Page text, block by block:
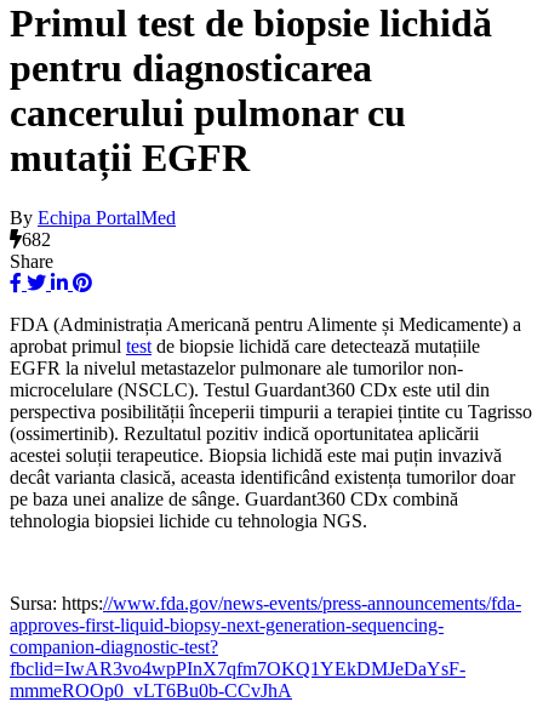
Primul test de biopsie lichidă
pentru diagnosticarea
cancerului pulmonar cu
mutații EGFR
By Echipa PortalMed
682
Share
FDA (Administrația Americană pentru Alimente și Medicamente) a
aprobat primul test de biopsie lichidă care detectează mutațiile
EGFR la nivelul metastazelor pulmonare ale tumorilor non-
microcelulare (NSCLC). Testul Guardant360 CDx este util din
perspectiva posibilității începerii timpurii a terapiei țintite cu Tagrisso
(ossimertinib). Rezultatul pozitiv indică oportunitatea aplicării
acestei soluții terapeutice. Biopsia lichidă este mai puțin invazivă
decât varianta clasică, aceasta identificând existența tumorilor doar
pe baza unei analize de sânge. Guardant360 CDx combină
tehnologia biopsiei lichide cu tehnologia NGS.
Sursa: https://www.fda.gov/news-events/press-announcements/fda-
approves-first-liquid-biopsy-next-generation-sequencing-
companion-diagnostic-test?
fbclid=IwAR3vo4wpPInX7qfm7OKQ1YEkDMJeDaYsF-
mmmeROOp0_vLT6Bu0b-CCvJhA